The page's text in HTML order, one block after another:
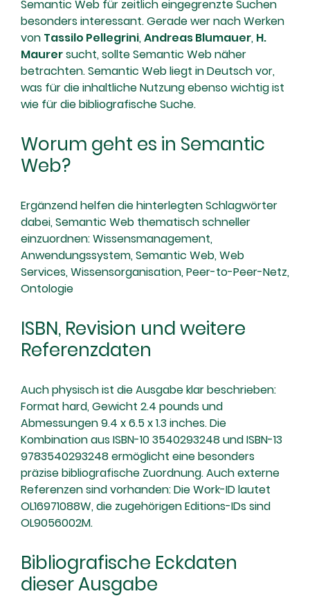
Semantic Web für zeitlich eingegrenzte Suchen
besonders interessant. Gerade wer nach Werken
von Tassilo Pellegrini,Andreas Blumauer, H.
Maurersucht, sollte Semantic Web näher
betrachten. Semantic Web liegt in Deutsch vor,
was für die inhaltliche Nutzung ebenso wichtig ist
wie für die bibliografische Suche.
Worum geht es in Semantic
Web?
Ergänzend helfen die hinterlegten Schlagwörter
dabei, Semantic Web thematisch schneller
einzuordnen: Wissensmanagement,
Anwendungssystem, Semantic Web, Web
Services, Wissensorganisation, Peer-to-Peer-Netz,
Ontologie
ISBN, Revision und weitere
Referenzdaten
Auch physisch ist die Ausgabe klar beschrieben:
Format hard, Gewicht 2.4 pounds und
Abmessungen 9.4 x 6.5 x 1.3 inches. Die
Kombination aus ISBN-10 3540293248 und ISBN-13
9783540293248 ermöglicht eine besonders
präzise bibliografische Zuordnung. Auch externe
Referenzen sind vorhanden: Die Work-ID lautet
OL16971088W, die zugehörigen Editions-IDs sind
OL9056002M.
Bibliografische Eckdaten
dieser Ausgabe